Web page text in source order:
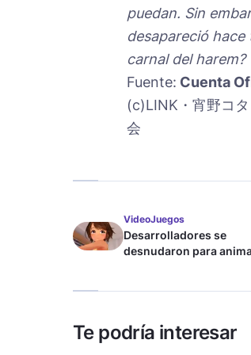
puedan. Sin
desapareció
carnal del harem?
Fuente: Cuenta
(c)LINK・宵野コ
会
VideoJuegos
Desarrolladores se
desnudaron para
Te podría interesar